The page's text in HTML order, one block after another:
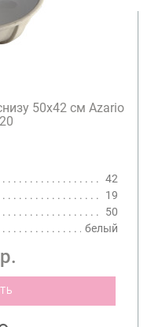
50х42 см Azario
42
19
50
белый